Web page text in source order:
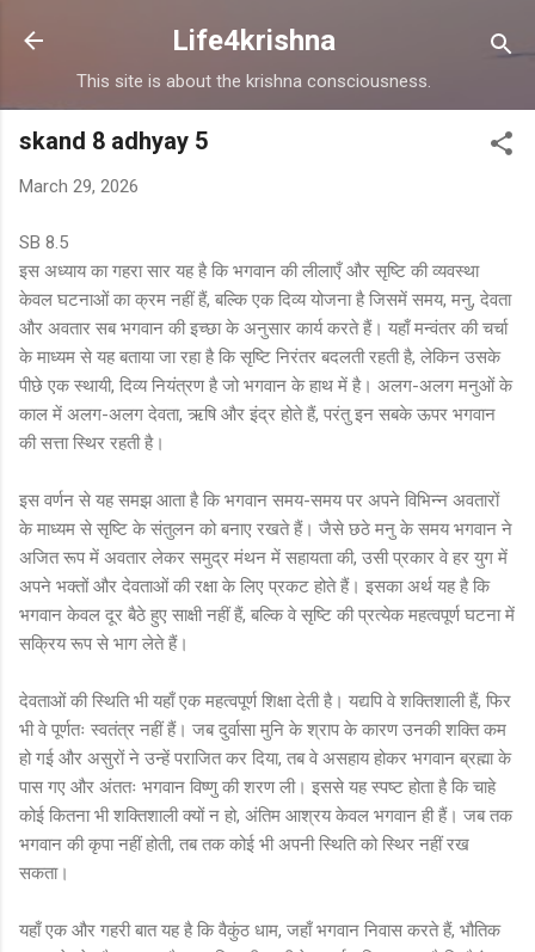
Skip to main content
Life4krishna
This site is about the krishna consciousness.
skand 8 adhyay 5
March 29, 2026
SB 8.5
इस अध्याय का गहरा सार यह है कि भगवान की लीलाएँ और सृष्टि की व्यवस्था
केवल घटनाओं का क्रम नहीं हैं, बल्कि एक दिव्य योजना है जिसमें समय, मनु, देवता
और अवतार सब भगवान की इच्छा के अनुसार कार्य करते हैं। यहाँ मन्वंतर की चर्चा
के माध्यम से यह बताया जा रहा है कि सृष्टि निरंतर बदलती रहती है, लेकिन उसके
पीछे एक स्थायी, दिव्य नियंत्रण है जो भगवान के हाथ में है। अलग-अलग मनुओं के
काल में अलग-अलग देवता, ऋषि और इंद्र होते हैं, परंतु इन सबके ऊपर भगवान
की सत्ता स्थिर रहती है।
इस वर्णन से यह समझ आता है कि भगवान समय-समय पर अपने विभिन्न अवतारों
के माध्यम से सृष्टि के संतुलन को बनाए रखते हैं। जैसे छठे मनु के समय भगवान ने
अजित रूप में अवतार लेकर समुद्र मंथन में सहायता की, उसी प्रकार वे हर युग में
अपने भक्तों और देवताओं की रक्षा के लिए प्रकट होते हैं। इसका अर्थ यह है कि
भगवान केवल दूर बैठे हुए साक्षी नहीं हैं, बल्कि वे सृष्टि की प्रत्येक महत्वपूर्ण घटना में
सक्रिय रूप से भाग लेते हैं।
देवताओं की स्थिति भी यहाँ एक महत्वपूर्ण शिक्षा देती है। यद्यपि वे शक्तिशाली हैं, फिर
भी वे पूर्णतः स्वतंत्र नहीं हैं। जब दुर्वासा मुनि के श्राप के कारण उनकी शक्ति कम
हो गई और असुरों ने उन्हें पराजित कर दिया, तब वे असहाय होकर भगवान ब्रह्मा के
पास गए और अंततः भगवान विष्णु की शरण ली। इससे यह स्पष्ट होता है कि चाहे
कोई कितना भी शक्तिशाली क्यों न हो, अंतिम आश्रय केवल भगवान ही हैं। जब तक
भगवान की कृपा नहीं होती, तब तक कोई भी अपनी स्थिति को स्थिर नहीं रख
सकता।
यहाँ एक और गहरी बात यह है कि वैकुंठ धाम, जहाँ भगवान निवास करते हैं, भौतिक